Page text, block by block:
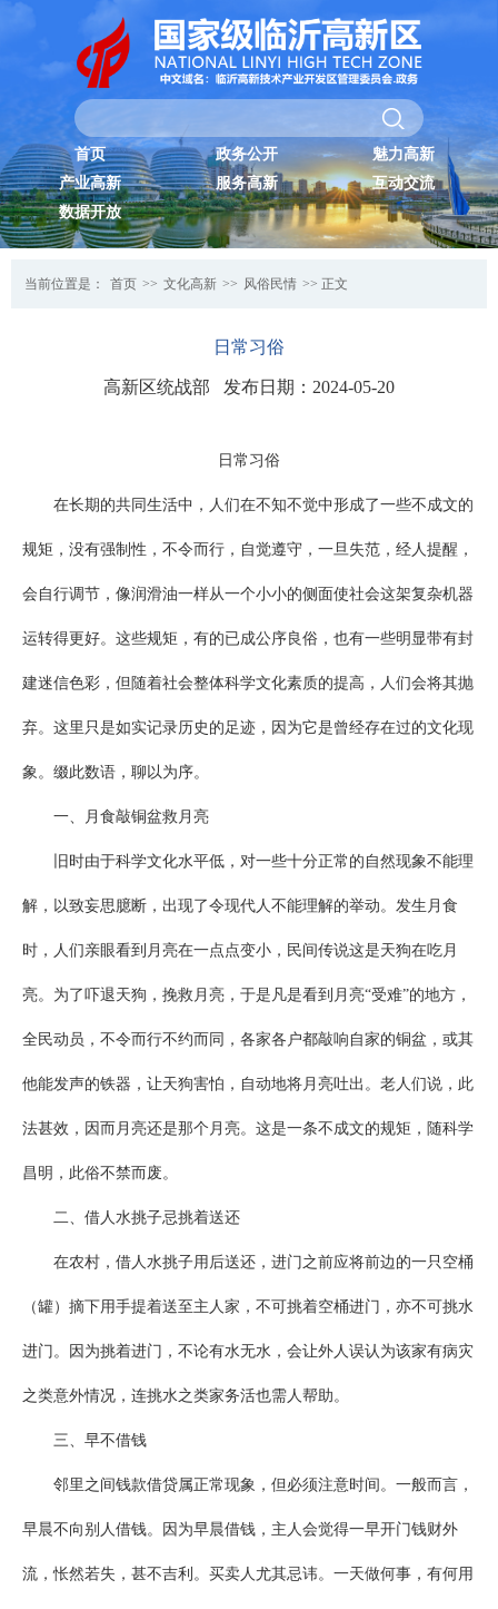
首页 政务公开
魅力高新
产业高新
服务高新
互动交流
数据开放
当前位置是： 首页 >> 文化高新 >> 风俗民情 >> 正文
日常习俗
高新区统战部 发布日期：2024-05-20
日常习俗
在长期的共同生活中，人们在不知不觉中形成了一些不成文的
规矩，没有强制性，不令而行，自觉遵守，一旦失范，经人提醒，
会自行调节，像润滑油一样从一个小小的侧面使社会这架复杂机器
运转得更好。这些规矩，有的已成公序良俗，也有一些明显带有封
建迷信色彩，但随着社会整体科学文化素质的提高，人们会将其抛
弃。这里只是如实记录历史的足迹，因为它是曾经存在过的文化现
象。缀此数语，聊以为序。
一、月食敲铜盆救月亮
旧时由于科学文化水平低，对一些十分正常的自然现象不能理
解，以致妄思臆断，出现了令现代人不能理解的举动。发生月食
时，人们亲眼看到月亮在一点点变小，民间传说这是天狗在吃月
亮。为了吓退天狗，挽救月亮，于是凡是看到月亮“受难”的地方，
全民动员，不令而行不约而同，各家各户都敲响自家的铜盆，或其
他能发声的铁器，让天狗害怕，自动地将月亮吐出。老人们说，此
法甚效，因而月亮还是那个月亮。这是一条不成文的规矩，随科学
昌明，此俗不禁而废。
二、借人水挑子忌挑着送还
在农村，借人水挑子用后送还，进门之前应将前边的一只空桶
（罐）摘下用手提着送至主人家，不可挑着空桶进门，亦不可挑水
进门。因为挑着进门，不论有水无水，会让外人误认为该家有病灾
之类意外情况，连挑水之类家务活也需人帮助。
三、早不借钱
邻里之间钱款借贷属正常现象，但必须注意时间。一般而言，
早晨不向别人借钱。因为早晨借钱，主人会觉得一早开门钱财外
流，怅然若失，甚不吉利。买卖人尤其忌讳。一天做何事，有何用